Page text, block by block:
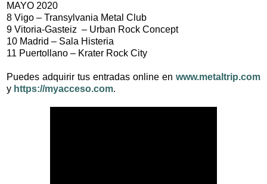
MAYO 2020
8 Vigo – Transylvania Metal Club
9 Vitoria-Gasteiz – Urban Rock Concept
10 Madrid – Sala Histeria
11 Puertollano – Krater Rock City
Puedes adquirir tus entradas online en www.metaltrip.com
y https://myacceso.com.